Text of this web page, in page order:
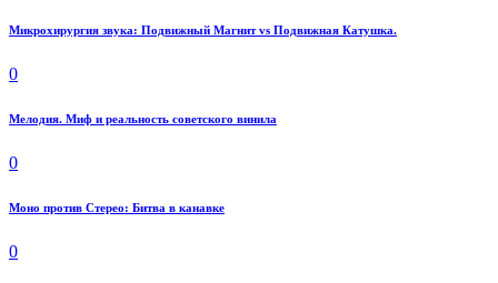
Микрохирургия звука: Подвижный Магнит vs Подвижная Катушка.
0
Мелодия. Миф и реальность советского винила
0
Моно против Стерео: Битва в канавке
0